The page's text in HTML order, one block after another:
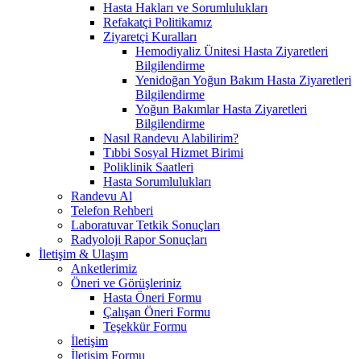
Hasta Hakları ve Sorumlulukları
Refakatçi Politikamız
Ziyaretçi Kuralları
Hemodiyaliz Ünitesi Hasta Ziyaretleri
Bilgilendirme
Yenidoğan Yoğun Bakım Hasta Ziyaretleri
Bilgilendirme
Yoğun Bakımlar Hasta Ziyaretleri
Bilgilendirme
Nasıl Randevu Alabilirim?
Tıbbi Sosyal Hizmet Birimi
Poliklinik Saatleri
Hasta Sorumlulukları
Randevu Al
Telefon Rehberi
Laboratuvar Tetkik Sonuçları
Radyoloji Rapor Sonuçları
İletişim & Ulaşım
Anketlerimiz
Öneri ve Görüşleriniz
Hasta Öneri Formu
Çalışan Öneri Formu
Teşekkür Formu
İletişim
İletişim Formu